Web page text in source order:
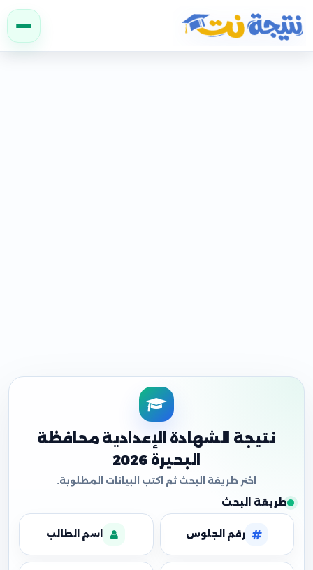
نتيجة نت
نتيجة الشهادة الإعدادية محافظة
البحيرة 2026
طريقة البحث
رقم الجلوس اسم الطالب